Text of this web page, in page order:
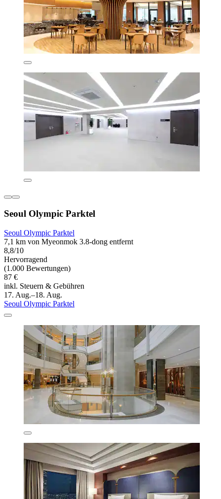
Seoul Olympic Parktel
Seoul Olympic Parktel
7,1 km von Myeonmok 3.8-dong entfernt
8,8/10
Hervorragend
(1.000 Bewertungen)
87 €
inkl. Steuern & Gebühren
17. Aug.–18. Aug.
Seoul Olympic Parktel